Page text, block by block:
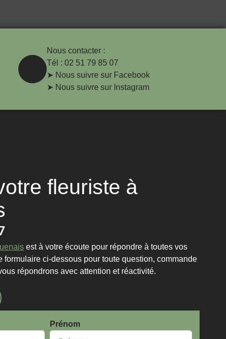
Nous contacter :
Tél : 02 51 79 85 07
➤ Nous suivre sur Facebook
➤ Nous suivre sur Instagram
fleuriste à
est à votre écoute pour répondre à toutes vos
ci-dessous pour toute question, commande
répondrons avec attention et réactivité.
Prénom